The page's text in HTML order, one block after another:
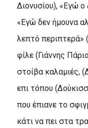
Διονυσίου), «Εγώ ο
«Εγώ δεν ήμουνα
λεπτό περιπτερά»
φίλε (Γιάννης
στοίβα καλαμιές,
επι τόπου
που έπιανε το
κάτι να πει στα